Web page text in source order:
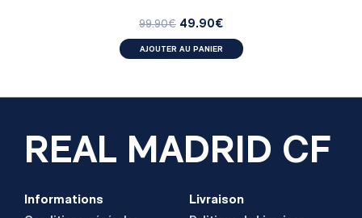
99.90€ 49.90€
AJOUTER AU PANIER
REAL MADRID CF
Informations Livraison